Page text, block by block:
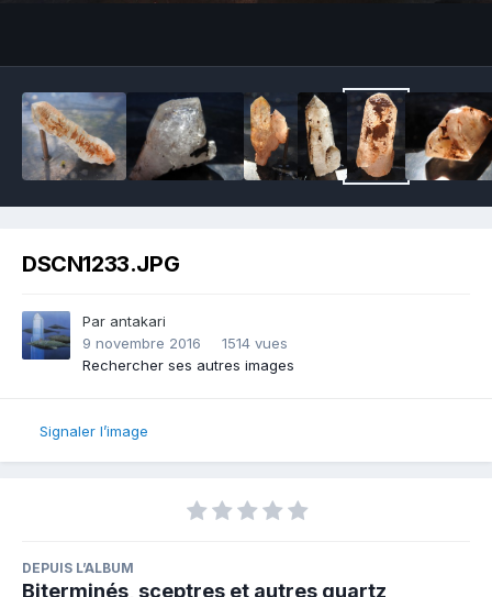
DSCN1233.JPG
Par antakari
9 novembre 2016
1514 vues
Rechercher ses autres images
Signaler l’image
DEPUIS L’ALBUM
Biterminés, sceptres et autres quartz